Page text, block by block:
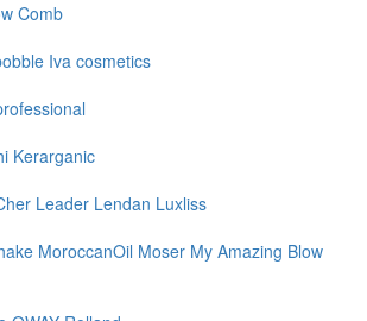
Comb
Iva cosmetics
Kerarganic
Leader Lendan Luxliss
MoroccanOil Moser My Amazing Blow